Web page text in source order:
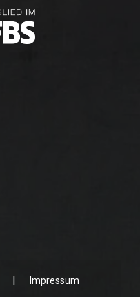
| Impressum